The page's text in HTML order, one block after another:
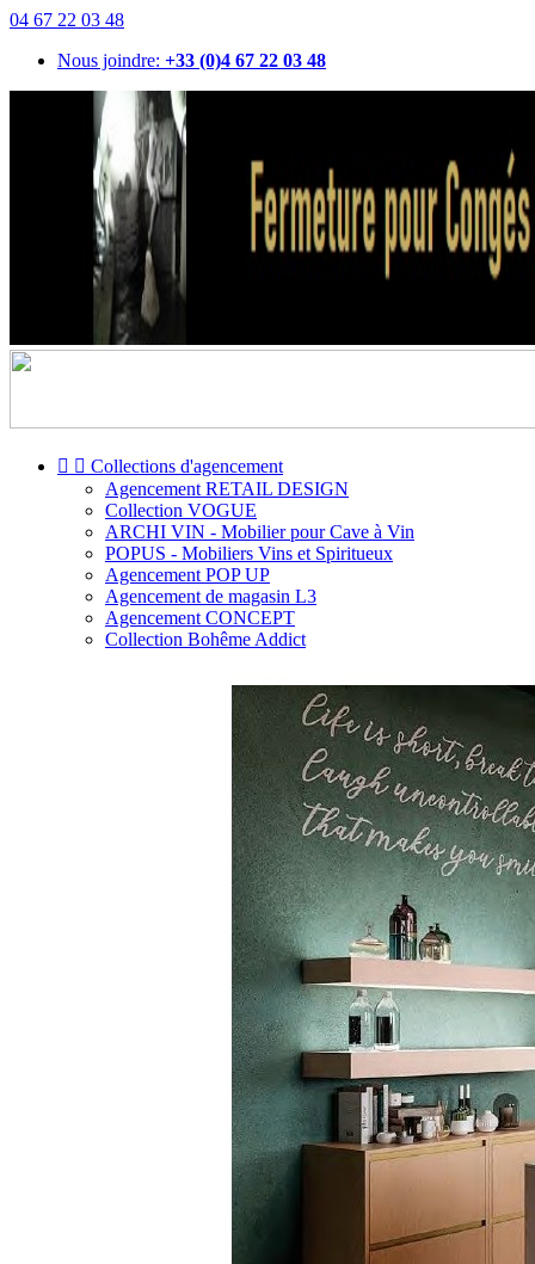
04 67 22 03 48
Nous joindre: +33 (0)4 67 22 03 48
  Collections d'agencement
Agencement RETAIL DESIGN
Collection VOGUE
ARCHI VIN - Mobilier pour Cave à Vin
POPUS - Mobiliers Vins et Spiritueux
Agencement POP UP
Agencement de magasin L3
Agencement CONCEPT
Collection Bohême Addict